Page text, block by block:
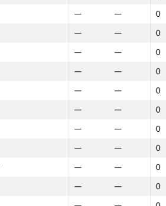
— —
0
— —
0
— —
0
— —
0
— —
0
— —
0
— —
0
— —
0
— —
0
— —
0
— —
0
— —
0
— —
0
— —
0
— —
0
— —
0
— —
0
— —
0
— —
0
— —
0